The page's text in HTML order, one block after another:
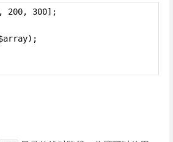
200, 300];